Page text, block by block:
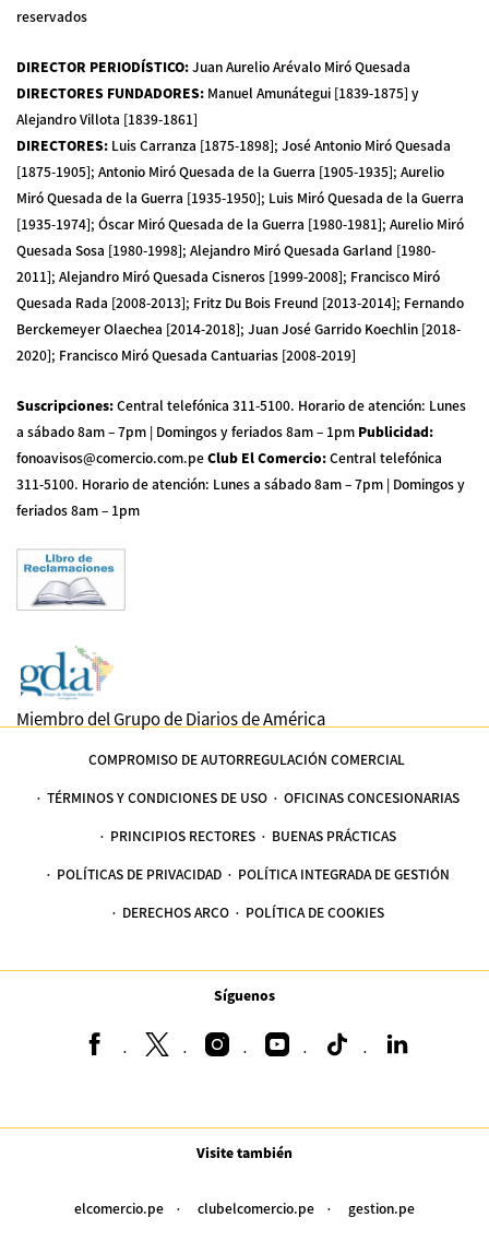
reservados
DIRECTOR PERIODÍSTICO:Juan Aurelio Arévalo Miró Quesada
DIRECTORES FUNDADORES: Manuel Amunátegui [1839-1875] y
Alejandro Villota [1839-1861]
DIRECTORES: Luis Carranza [1875-1898]; José Antonio Miró Quesada
[1875-1905]; Antonio Miró Quesada de la Guerra [1905-1935]; Aurelio
Miró Quesada de la Guerra [1935-1950]; Luis Miró Quesada de la Guerra
[1935-1974]; Óscar Miró Quesada de la Guerra [1980-1981]; Aurelio Miró
Quesada Sosa [1980-1998]; Alejandro Miró Quesada Garland [1980-
2011]; Alejandro Miró Quesada Cisneros [1999-2008]; Francisco Miró
Quesada Rada [2008-2013]; Fritz Du Bois Freund [2013-2014]; Fernando
Berckemeyer Olaechea [2014-2018]; Juan José Garrido Koechlin [2018-
2020]; Francisco Miró Quesada Cantuarias [2008-2019]
Suscripciones:Central telefónica 311-5100. Horario de atención: Lunes
a sábado 8am – 7pm | Domingos y feriados 8am – 1pm Publicidad:
fonoavisos@comercio.com.peClub El Comercio:Central telefónica
311-5100. Horario de atención: Lunes a sábado 8am – 7pm | Domingos y
feriados 8am – 1pm
Miembro del Grupo de Diarios de América
COMPROMISO DE AUTORREGULACIÓN COMERCIAL
TÉRMINOS Y CONDICIONES DE USO OFICINAS CONCESIONARIAS
PRINCIPIOS RECTORES BUENAS PRÁCTICAS
POLÍTICAS DE PRIVACIDAD POLÍTICA INTEGRADA DE GESTIÓN
DERECHOS ARCO POLÍTICA DE COOKIES
Síguenos
Visite también
elcomercio.pe clubelcomercio.pe gestion.pe